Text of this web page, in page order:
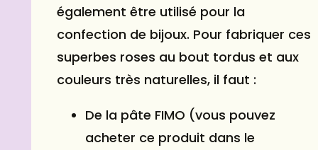
également être utilisé pour la
confection de bijoux. Pour fabriquer ces
superbes roses au bout tordus et aux
couleurs très naturelles, il faut :
De la pâte FIMO (vous pouvez
acheter ce produit dans le